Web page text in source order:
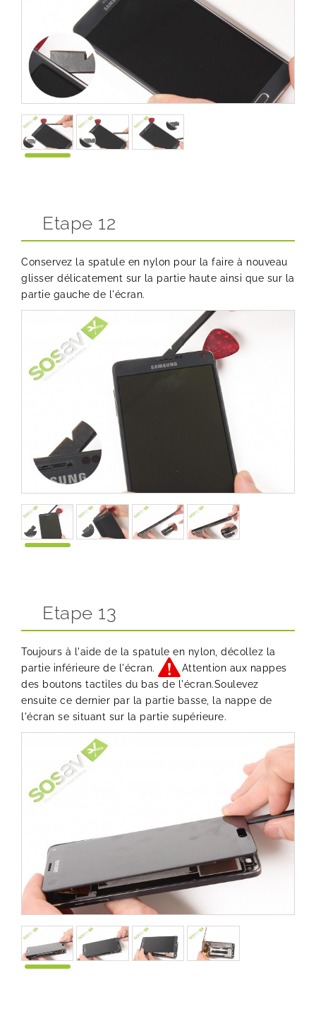
Etape 12
Conservez la spatule en nylon pour la faire à nouveau
glisser délicatement sur la partie haute ainsi que sur la
partie gauche de l'écran.
Etape 13
Toujours à l'aide de la spatule en nylon, décollez la
partie inférieure de l'écran.
Attention aux nappes
des boutons tactiles du bas de l'écran.Soulevez
ensuite ce dernier par la partie basse, la nappe de
l'écran se situant sur la partie supérieure.